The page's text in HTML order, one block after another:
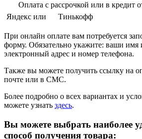
Оплата с рассрочкой или в кредит
Яндекс или
Тинькофф
При онлайн оплате вам потребуется
форму. Обязательно укажите: ваши
электронный адрес и номер телефона.
Также вы можете получить ссылку на
почте или в СМС.
Более подробно о всех вариантах и
можете узнать здесь.
Вы можете выбрать наиболее
способ получения товара: